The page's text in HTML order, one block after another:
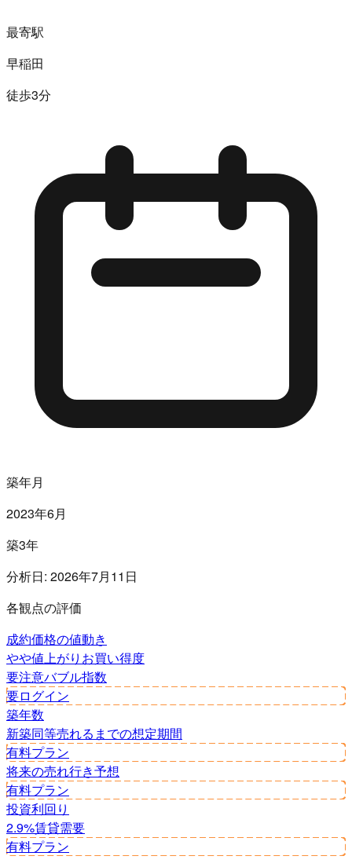
最寄駅
早稲田
徒歩3分
築年月
2023年6月
築3年
分析日: 2026年7月11日
各観点の評価
成約価格の値動き
やや値上がり お買い得度
要注意バブル指数
要ログイン
築年数
新築同等売れるまでの想定期間
有料プラン
将来の売れ行き予想
有料プラン
投資利回り
2.9%賃貸需要
有料プラン